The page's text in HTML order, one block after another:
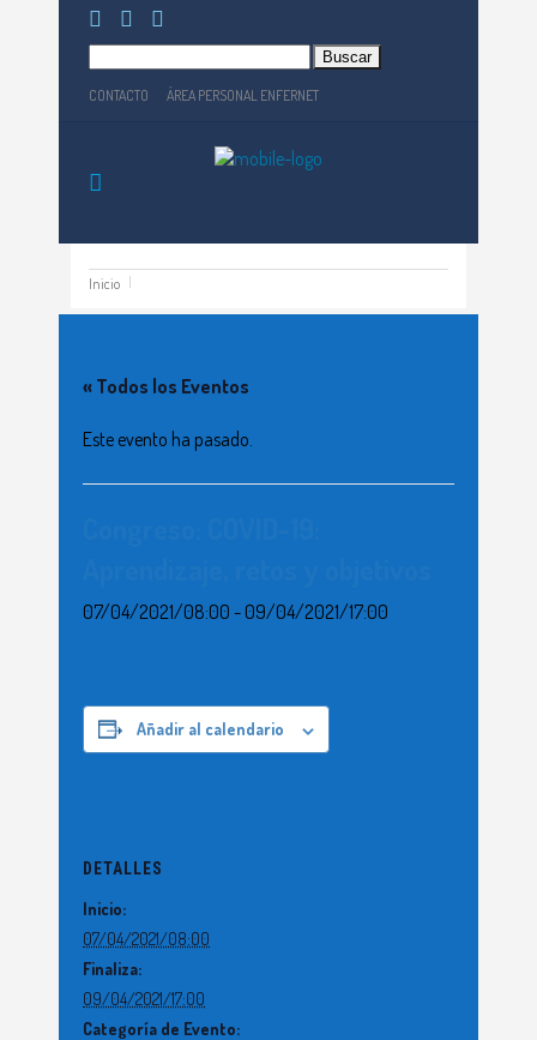
CONTACTO ÁREA PERSONAL ENFERNET
Inicio
« Todos los Eventos
Este evento ha pasado.
07/04/2021/08:00 - 09/04/2021/17:00
Añadir al calendario
DETALLES
Inicio:
07/04/2021/08:00
Finaliza:
09/04/2021/17:00
Categoría de Evento: